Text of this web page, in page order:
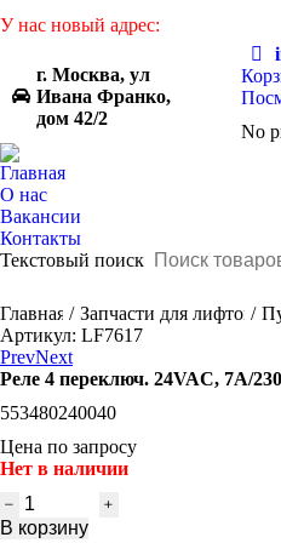
У нас новый адрес:
г. Москва, ул
Ивана Франко,
дом 42/2
No
Главная
О нас
Вакансии
Контакты
Текстовый поиск
You are here:
Главная Запчасти для лифтов
Артикул: LF7617
PrevNext
Реле 4 переключ. 24VAC, 7A/
553480240040
Цена по запросу
Нет в наличии
Количество
товара
В корзину